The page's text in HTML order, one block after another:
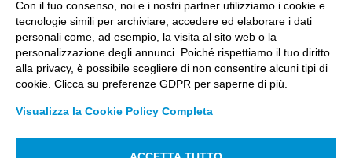
18.235.000,00
Registro Imprese Biella C. F. e numero 01491490023 –
R.E.A. CCIAA BI n. 142579 – Partita IVA 01491490023
PEC:amm.cittastudi@pec.ptbiellese.it–
megaweb@pec.ptbiellese.it
Con il tuo consenso, noi e i nostri partner utilizziamo i cookie e
tecnologie simili per archiviare, accedere ed elaborare i dati
personali come, ad esempio, la visita al sito web o la
personalizzazione degli annunci. Poiché rispettiamo il tuo diritto
alla privacy, è possibile scegliere di non consentire alcuni tipi di
cookie. Clicca su preferenze GDPR per saperne di più.
Visualizza la Cookie Policy Completa